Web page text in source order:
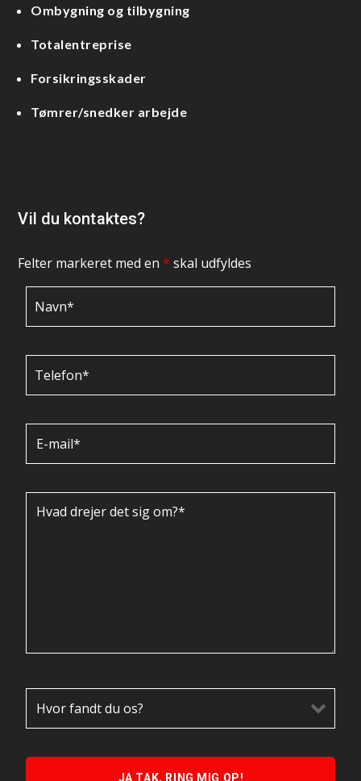
Ombygning og tilbygning
Totalentreprise
Forsikringsskader
Tømrer/snedker arbejde
Vil du kontaktes?
Felter markeret med en* skal udfyldes